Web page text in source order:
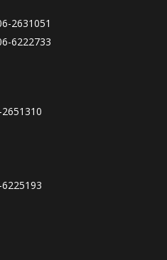
2631051
6222733